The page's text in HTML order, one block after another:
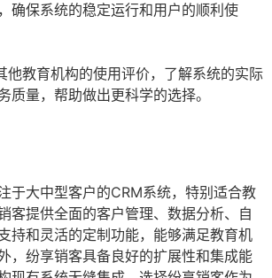
确保系统的稳定运行和用户的顺利使
他教育机构的使用评价，了解系统的实际
质量，帮助做出更科学的选择。
于大中型客户的CRM系统，特别适合教
客提供全面的客户管理、数据分析、自
持和灵活的定制功能，能够满足教育机
，纷享销客具备良好的扩展性和集成能